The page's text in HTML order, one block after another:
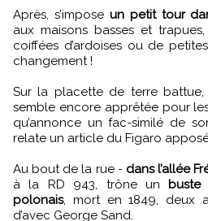
Après, s’impose un petit tour
aux maisons basses et
coiffées d’ardoises ou de
changement !
Sur la placette de terre
semble encore apprêtée pour
qu’annonce un fac-similé de
relate un article du Figaro
Au bout de la rue - dans l’allée
à la RD 943, trône un
polonais, mort en 1849, deux
d’avec George Sand.